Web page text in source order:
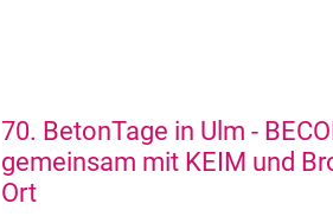
70. BetonTage in Ulm -
gemeinsam mit KEIM und
Ort